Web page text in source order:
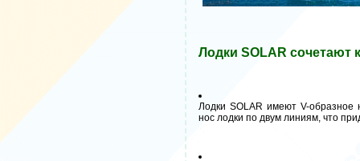
Лодки SOLAR сочетают
Лодки SOLAR имеют V-
нос лодки по двум линиям, что